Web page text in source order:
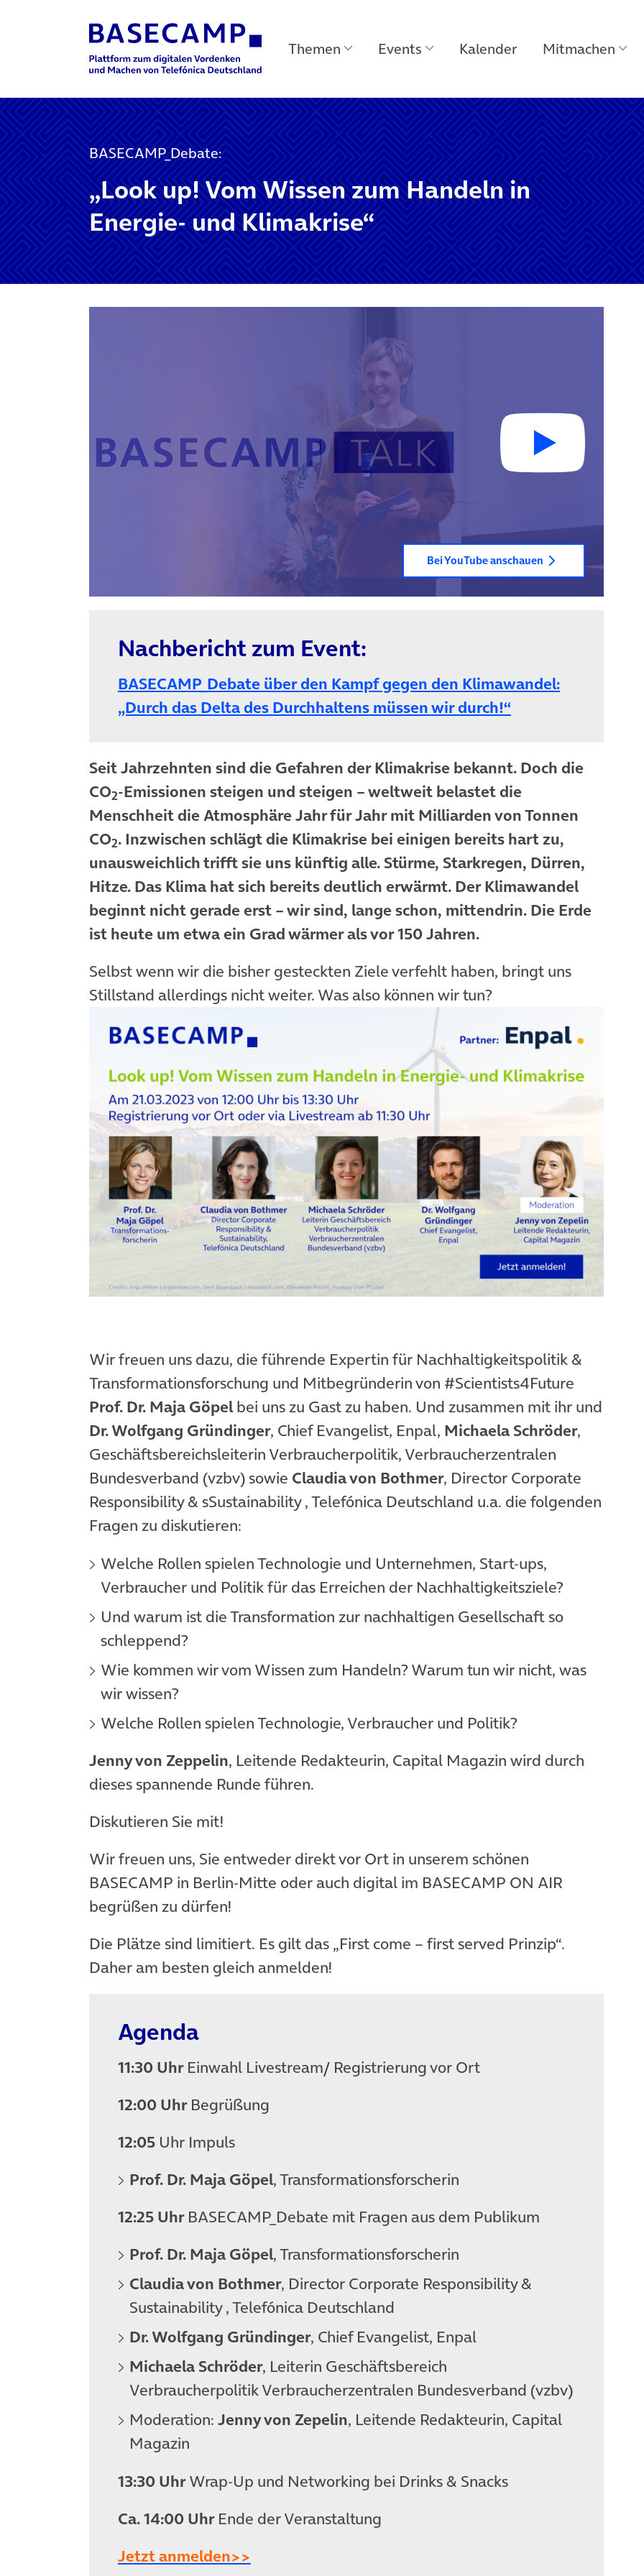
Main Navigation Themen Events Kalender Mitmachen
BASECAMP_Debate:
„Look up! Vom Wissen zum Handeln in
Energie- und Klimakrise“
Bei YouTube anschauen
Nachbericht zum Event:
BASECAMP_Debate über den Kampf gegen den Klimawandel:
„Durch das Delta des Durchhaltens müssen wir durch!“(öffnet in neuem
Seit Jahrzehnten sind die Gefahren der Klimakrise bekannt. Doch die
CO2-Emissionen steigen und steigen – weltweit belastet die
Menschheit die Atmosphäre Jahr für Jahr mit Milliarden von Tonnen
CO2. Inzwischen schlägt die Klimakrise bei einigen bereits hart zu,
unausweichlich trifft sie uns künftig alle. Stürme, Starkregen, Dürren,
Hitze. Das Klima hat sich bereits deutlich erwärmt. Der Klimawandel
beginnt nicht gerade erst – wir sind, lange schon, mittendrin. Die Erde
ist heute um etwa ein Grad wärmer als vor 150 Jahren.
Selbst wenn wir die bisher gesteckten Ziele verfehlt haben, bringt uns
Stillstand allerdings nicht weiter. Was also können wir tun?
Wir freuen uns dazu, die führende Expertin für Nachhaltigkeitspolitik &
Transformationsforschung und Mitbegründerin von #Scientists4Future
Prof. Dr. Maja Göpelbei uns zu Gast zu haben. Und zusammen mit ihr und
Dr. Wolfgang Gründinger, Chief Evangelist, Enpal, Michaela Schröder,
Geschäftsbereichsleiterin Verbraucherpolitik, Verbraucherzentralen
Bundesverband (vzbv) sowie Claudia von Bothmer, Director Corporate
Responsibility & sSustainability , Telefónica Deutschland u.a. die folgenden
Fragen zu diskutieren:
Welche Rollen spielen Technologie und Unternehmen, Start-ups,
Verbraucher und Politik für das Erreichen der Nachhaltigkeitsziele?
Und warum ist die Transformation zur nachhaltigen Gesellschaft so
schleppend?
Wie kommen wir vom Wissen zum Handeln? Warum tun wir nicht, was
wir wissen?
Welche Rollen spielen Technologie, Verbraucher und Politik?
Jenny von Zeppelin, Leitende Redakteurin, Capital Magazin wird durch
dieses spannende Runde führen.
Diskutieren Sie mit!
Wir freuen uns, Sie entweder direkt vor Ort in unserem schönen
BASECAMP in Berlin-Mitte oder auch digital im BASECAMP ON AIR
begrüßen zu dürfen!
Die Plätze sind limitiert. Es gilt das „First come – first served Prinzip“.
Daher am besten gleich anmelden!
Agenda
11:30 Uhr Einwahl Livestream/ Registrierung vor Ort
12:00 Uhr Begrüßung
12:05 Uhr Impuls
Prof. Dr. Maja Göpel, Transformationsforscherin
12:25 Uhr BASECAMP_Debate mit Fragen aus dem Publikum
Prof. Dr. Maja Göpel, Transformationsforscherin
Claudia von Bothmer, Director Corporate Responsibility &
Sustainability , Telefónica Deutschland
Dr. Wolfgang Gründinger, Chief Evangelist, Enpal
Michaela Schröder, Leiterin Geschäftsbereich
Verbraucherpolitik Verbraucherzentralen Bundesverband (vzbv)
Moderation: Jenny von Zepelin, Leitende Redakteurin, Capital
Magazin
13:30 UhrWrap-Up und Networking bei Drinks & Snacks
Ca. 14:00 Uhr Ende der Veranstaltung
Jetzt anmelden>>